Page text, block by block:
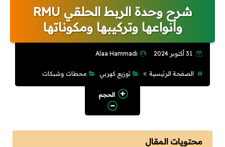
كتب
محطات ومحولات
كابلات وخطوط هوائية
شرح وحدة الربط الحلقي RMU
وأنواعها وتركيبها ومكوناتها
31 أكتوبر 2024 Alaa Hammadi
الصفحة الرئيسية توزيع كهربي محطات وشبكات
الحجم
محتويات المقال